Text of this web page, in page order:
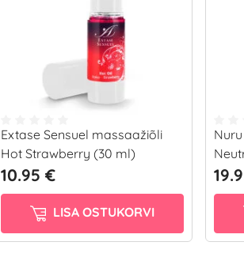
Extase Sensuel massaažiõli
Hot Strawberry (30 ml)
10.95 €
LISA OSTUKORVI